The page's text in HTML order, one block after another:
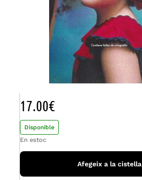
17.00€
Disponible
En estoc
Afegeix a la cistella